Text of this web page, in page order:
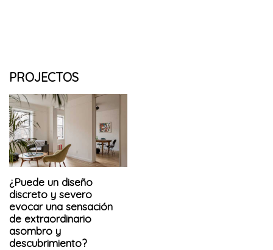
PROJECTOS
¿Puede un diseño
discreto y severo
evocar una sensación
de extraordinario
asombro y
descubrimiento?